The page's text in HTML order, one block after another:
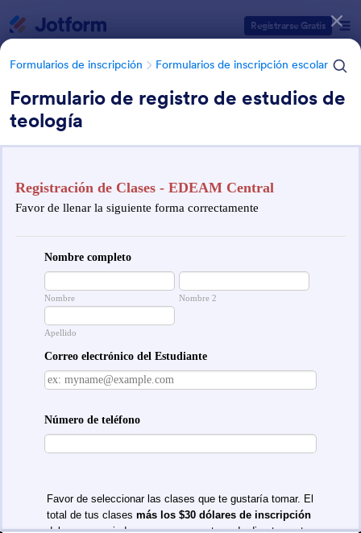
Registrarse Gratis
Formularios de inscripción Formularios de inscripción escolar
Formulario de registro de estudios de
teología
Formularios de inscripción
escolar
23 Plantillas
Categorías de plantillas de formulario